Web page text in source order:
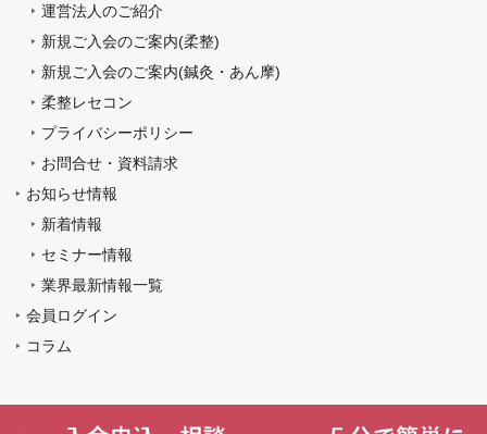
運営法人のご紹介
新規ご入会のご案内(柔整)
新規ご入会のご案内(鍼灸・あん摩)
柔整レセコン
プライバシーポリシー
お問合せ・資料請求
お知らせ情報
新着情報
セミナー情報
業界最新情報一覧
会員ログイン
コラム